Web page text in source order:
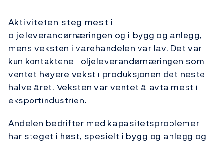
Aktiviteten steg mest i
oljeleverandørnæringen og i bygg og anlegg,
mens veksten i varehandelen var lav. Det var
kun kontaktene i oljeleverandørnæringen som
ventet høyere vekst i produksjonen det neste
halve året. Veksten var ventet å avta mest i
eksportindustrien.
Andelen bedrifter med kapasitetsproblemer
har steget i høst, spesielt i bygg og anlegg og